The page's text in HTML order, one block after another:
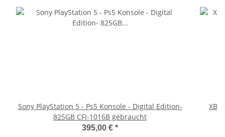
Sony PlayStation 5 - Ps5 Konsole - Digital Edition-
825GB CFI-1016B gebraucht
395,00 € *